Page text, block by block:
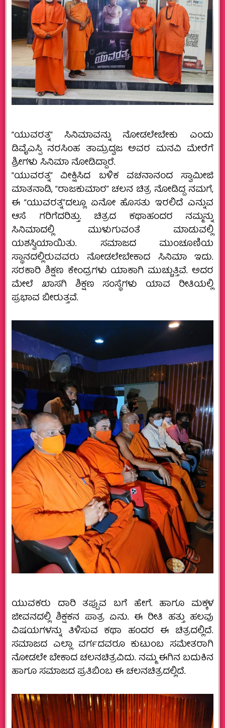
“ಯುವರತ್ನ” ಸಿನಿಮಾವನ್ನು ನೋಡಲೇಬೇಕು ಎಂದು
ಡಿವೈಎಸ್ಪಿ ನರಸಿಂಹ ತಾಮ್ರದ್ವಜ ಅವರ ಮನವಿ ಮೇರೆಗೆ
ಶ್ರೀಗಳು ಸಿನಿಮಾ ನೋಡಿದ್ದಾರೆ.
“ಯುವರತ್ನ” ವೀಕ್ಷಿಸಿದ ಬಳಿಕ ವಚನಾನಂದ ಸ್ವಾಮೀಜಿ
ಮಾತನಾಡಿ, “ರಾಜಕುಮಾರ” ಚಲನ ಚಿತ್ರ ನೋಡಿದ್ದ ನಮಗೆ,
ಈ “ಯುವರತ್ನ”ದಲ್ಲೂ ಏನೋ ಹೊಸತು ಇರಲಿದೆ ಎನ್ನುವ
ಆಸೆ ಗರಿಗೆದರಿತ್ತು. ಚಿತ್ರದ ಕಥಾಹಂದರ ನಮ್ಮನ್ನು
ಸಿನಿಮಾದಲ್ಲಿ ಮುಳುಗುವಂತೆ ಮಾಡುವಲ್ಲಿ
ಯಶಸ್ವಿಯಾಯಿತು. ಸಮಾಜದ ಮುಂಚೂಣಿಯ
ಸ್ಥಾನದಲ್ಲಿರುವವರು ನೋಡಲೇಬೇಕಾದ ಸಿನಿಮಾ ಇದು.
ಸರಕಾರಿ ಶಿಕ್ಷಣ ಕೇಂದ್ರಗಳು ಯಾಕಾಗಿ ಮುಚ್ಚುತ್ತಿವೆ. ಅದರ
ಮೇಲೆ ಖಾಸಗಿ ಶಿಕ್ಷಣ ಸಂಸ್ಥೆಗಳು ಯಾವ ರೀತಿಯಲ್ಲಿ
ಪ್ರಭಾವ ಬೀರುತ್ತವೆ.
ಯುವಕರು ದಾರಿ ತಪ್ಪುವ ಬಗೆ ಹೇಗೆ. ಹಾಗೂ ಮಕ್ಕಳ
ಜೀವನದಲ್ಲಿ ಶಿಕ್ಷಕನ ಪಾತ್ರ ಏನು. ಈ ರೀತಿ ಹತ್ತು ಹಲವು
ವಿಷಯಗಳನ್ನು ತಿಳಿಸುವ ಕಥಾ ಹಂದರ ಈ ಚಿತ್ರದಲ್ಲಿದೆ.
ಸಮಾಜದ ಎಲ್ಲಾ ವರ್ಗದವರೂ ಕುಟುಂಬ ಸಮೇತರಾಗಿ
ನೋಡಲೇ ಬೇಕಾದ ಚಲನಚಿತ್ರವಿದು. ನಮ್ಮ ಈಗಿನ ಬದುಕಿನ
ಹಾಗೂ ಸಮಾಜದ ಪ್ರತಿಬಿಂಬ ಈ ಚಲನಚಿತ್ರದಲ್ಲಿದೆ.